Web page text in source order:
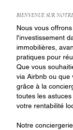
BIENVENUE SUR
Nous vous
l'investissement
immobilières,
pratiques pour
Que vous
via Airbnb ou que
grâce à la
toutes les
votre rentabilité
Notre